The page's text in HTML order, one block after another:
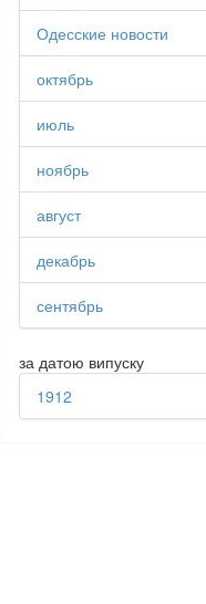
Одесские новости
октябрь
июль
ноябрь
август
декабрь
сентябрь
за датою випуску
1912